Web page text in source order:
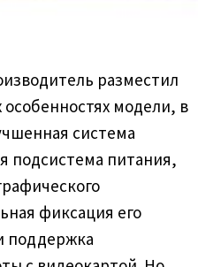
разместил
модели, в
система
подсистема питания,
фиксация его
поддержка